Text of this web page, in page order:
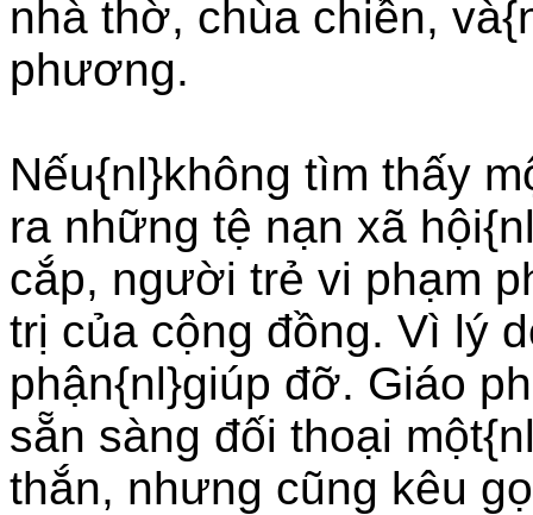
nhà thờ, chùa chiền,
phương.
Nếu{nl}không tìm thấy
ra những tệ nạn xã
cắp, người trẻ vi phạm
trị của cộng đồng. Vì lý
phận{nl}giúp đỡ. Giáo
sẵn sàng đối thoại
thắn, nhưng cũng kêu